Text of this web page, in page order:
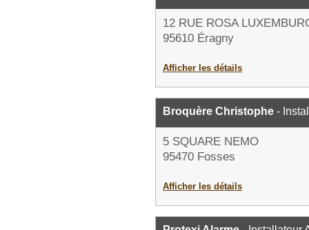
12 RUE ROSA
95610 Éragny
Afficher les détails
Broquère Christophe -
5 SQUARE NEMO
95470 Fosses
Afficher les détails